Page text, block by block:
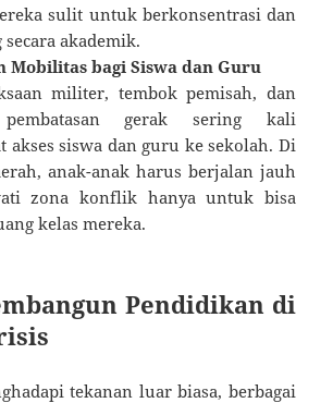
sulit untuk berkonsentrasi dan
akademik.
Mobilitas bagi Siswa dan Guru
militer, tembok pemisah, dan
gerak sering kali
akses siswa dan guru ke sekolah. Di
anak-anak harus berjalan jauh
zona konflik hanya untuk bisa
kelas mereka.
Pendidikan di
tekanan luar biasa, berbagai